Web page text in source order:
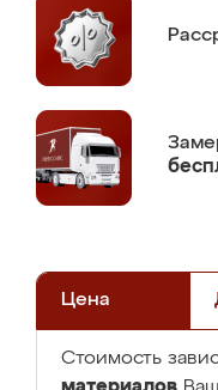
Цена
Стоимость